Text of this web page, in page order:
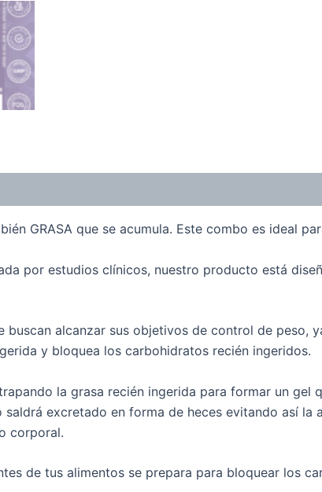
GRASA que se acumula. Este combo es ideal
por estudios clínicos, nuestro producto está
alcanzar sus objetivos de control de peso,
y bloquea los carbohidratos recién ingeridos.
la grasa recién ingerida para formar un
excretado en forma de heces evitando así
corporal.
de tus alimentos se prepara para bloquear los